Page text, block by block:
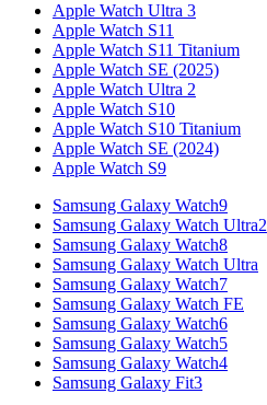
Apple Watch Ultra 3
Apple Watch S11
Apple Watch S11 Titanium
Apple Watch SE (2025)
Apple Watch Ultra 2
Apple Watch S10
Apple Watch S10 Titanium
Apple Watch SE (2024)
Apple Watch S9
Samsung Galaxy Watch9
Samsung Galaxy Watch Ultra2
Samsung Galaxy Watch8
Samsung Galaxy Watch Ultra
Samsung Galaxy Watch7
Samsung Galaxy Watch FE
Samsung Galaxy Watch6
Samsung Galaxy Watch5
Samsung Galaxy Watch4
Samsung Galaxy Fit3